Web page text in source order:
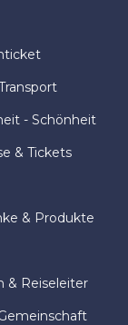
- Schönheit
& Tickets
& Produkte
& Reiseleiter